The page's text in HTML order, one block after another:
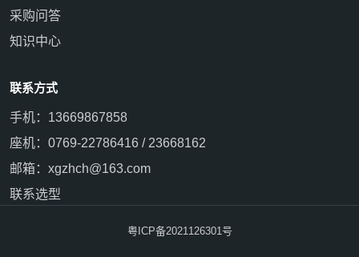
采购问答
知识中心
联系方式
手机：13669867858
座机：0769-22786416 / 23668162
邮箱：xgzhch@163.com
联系选型
粤ICP备2021126301号